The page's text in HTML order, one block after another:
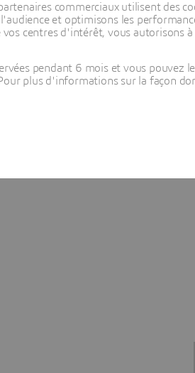
commerciaux utilisent des
et optimisons les
centres d'intérêt, vous autorisons à
pendant 6 mois et vous pouvez
plus d'informations sur la façon